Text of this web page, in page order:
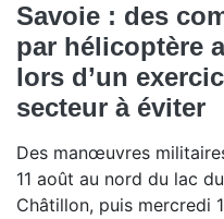
Savoie : des
par hélicoptère
lors d’un
secteur à éviter
Des manœuvres
11 août au nord du lac
Châtillon, puis mercredi